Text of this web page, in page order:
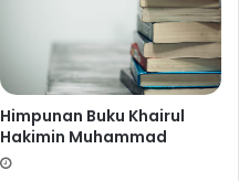
Himpunan Buku Khairul
Hakimin Muhammad